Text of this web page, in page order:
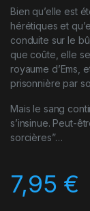
Bien qu’elle est
hérétiques et
conduite sur le
que coûte, elle
royaume d’Ems,
prisonnière par
Mais le sang
s’insinue. Peut-
sorcières”…
7,95 €